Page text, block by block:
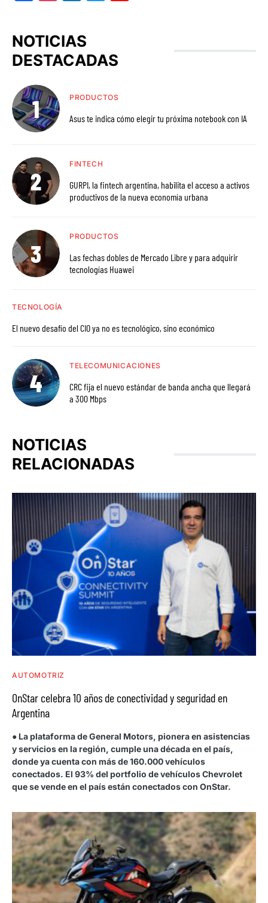
NOTICIAS
DESTACADAS
PRODUCTOS
Asus te indica cómo elegir tu próxima notebook con IA
FINTECH
GURPI, la fintech argentina, habilita el acceso a activos
productivos de la nueva economía urbana
PRODUCTOS
Las fechas dobles de Mercado Libre y para adquirir
tecnologías Huawei
TECNOLOGÍA
El nuevo desafío del CIO ya no es tecnológico, sino económico
TELECOMUNICACIONES
CRC fija el nuevo estándar de banda ancha que llegará
a 300 Mbps
NOTICIAS
RELACIONADAS
AUTOMOTRIZ
OnStar celebra 10 años de conectividad y seguridad en
Argentina
● La plataforma de General Motors, pionera en asistencias
y servicios en la región, cumple una década en el país,
donde ya cuenta con más de 160.000 vehículos
conectados. El 93% del portfolio de vehículos Chevrolet
que se vende en el país están conectados con OnStar.